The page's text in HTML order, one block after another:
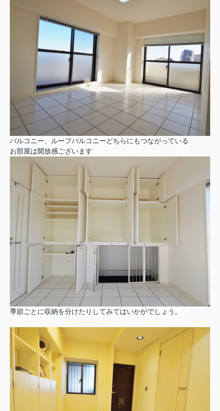
バルコニー、ルーフバルコニーどちらにもつながっている
お部屋は開放感ございます
季節ごとに収納を分けたりしてみてはいかがでしょう。